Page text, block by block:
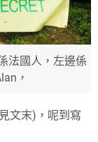
法國人，左邊係
，
文末)，呢到寫